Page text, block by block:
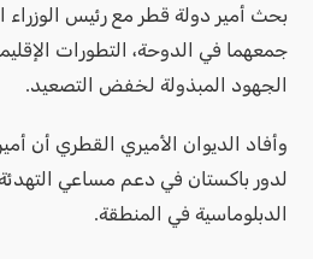
بحث أمير دولة قطر مع رئيس الوزراء
جمعهما في الدوحة، التطورات
الجهود المبذولة لخفض التصعيد.
وأفاد الديوان الأميري القطري أن
لدور باكستان في دعم مساعي التهدئة
الدبلوماسية في المنطقة.